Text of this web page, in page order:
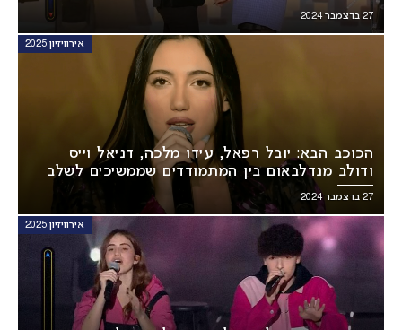
27 בדצמבר 2024
אירוויזיון 2025
הכוכב הבא: יובל רפאל, עידו מלכה, דניאל וייס
ודולב מנדלבאום בין המתמודדים שממשיכים לשלב
הבא!
27 בדצמבר 2024
אירוויזיון 2025